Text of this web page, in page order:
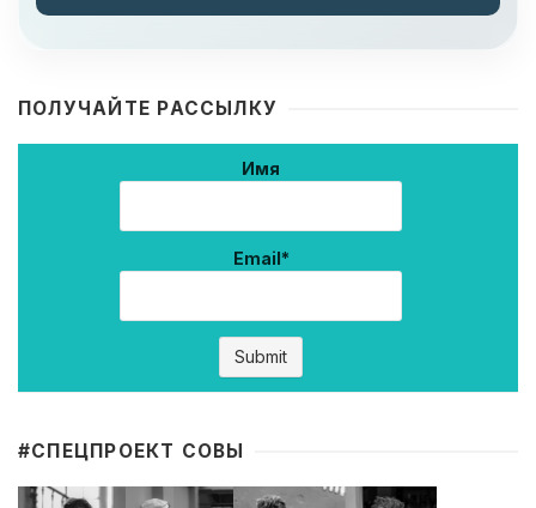
ПОЛУЧАЙТЕ РАССЫЛКУ
Имя
Email*
#CПЕЦПРОЕКТ СОВЫ